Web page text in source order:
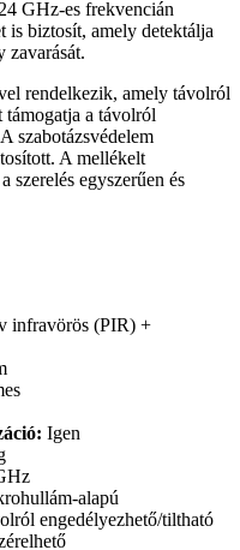
GHz-es frekvencián
is biztosít, amely detektálja
zavarását.
rendelkezik, amely távolról
a távolról
szabotázsvédelem
A mellékelt
egyszerűen és
infravörös (PIR) +
Igen
alapú
engedélyezhető/tiltható